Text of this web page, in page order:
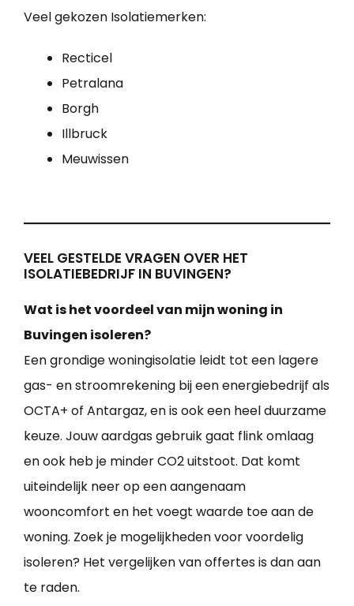
Veel gekozen Isolatiemerken:
Recticel
Petralana
Borgh
Illbruck
Meuwissen
VEEL GESTELDE VRAGEN OVER HET
ISOLATIEBEDRIJF IN BUVINGEN?
Wat is het voordeel van mijn woning in
Buvingen isoleren?
Een grondige woningisolatie leidt tot een lagere
gas- en stroomrekening bij een energiebedrijf als
OCTA+ of Antargaz, en is ook een heel duurzame
keuze. Jouw aardgas gebruik gaat flink omlaag
en ook heb je minder CO2 uitstoot. Dat komt
uiteindelijk neer op een aangenaam
wooncomfort en het voegt waarde toe aan de
woning. Zoek je mogelijkheden voor voordelig
isoleren? Het vergelijken van offertes is dan aan
te raden.